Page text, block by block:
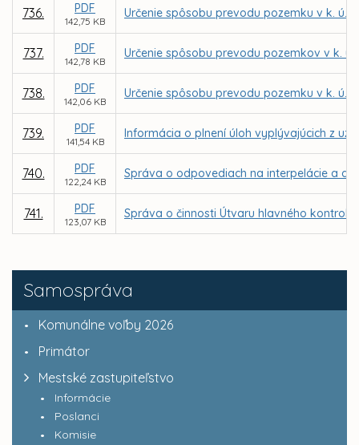
Samospráva
Komunálne voľby 2026
Primátor
Mestské zastupiteľstvo
Informácie
Poslanci
Komisie
736. PDF
142,75 KB
Určenie spôsobu prevodu pozemku v k. ú.
737. PDF
142,78 KB
Určenie spôsobu prevodu pozemkov v k.
738. PDF
142,06 KB
Určenie spôsobu prevodu pozemku v k. ú.
739. PDF
141,54 KB
Informácia o plnení úloh vyplývajúcich z
740. PDF
122,24 KB
Správa o odpovediach na interpelácie a
741. PDF
123,07 KB
Správa o činnosti Útvaru hlavného